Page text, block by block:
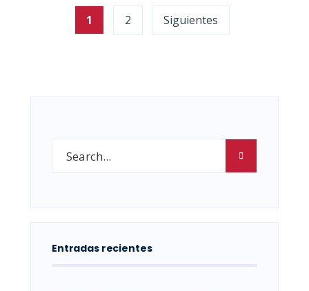
1 2 Siguientes
Entradas recientes